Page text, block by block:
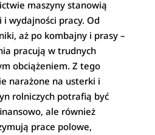
maszyny stanowią
wydajności pracy. Od
aż po kombajny i prasy –
pracują w trudnych
obciążeniem. Z tego
narażone na usterki i
rolniczych potrafią być
ale również
prace polowe,